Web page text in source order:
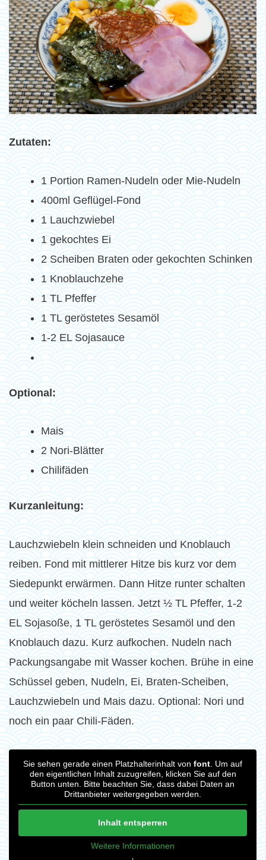
Zutaten:
1 Portion Ramen-Nudeln oder Mie-Nudeln
400ml Geflügel-Fond
1 Lauchzwiebel
1 gekochtes Ei
2 Scheiben Braten oder gekochten Schinken
1 Knoblauchzehe
1 TL Pfeffer
1 TL geröstetes Sesamöl
1-2 EL Sojasauce
Optional:
Mais
2 Nori-Blätter
Chilifäden
Kurzanleitung:
Lauchzwiebeln klein schneiden und Knoblauch
reiben. Fond mit mittlerer Hitze bis kurz vor dem
Siedepunkt erwärmen. Dann Hitze runter schalten
und weiter köcheln lassen. Jetzt ½ TL Pfeffer, 1-2
EL Sojasoße, 1 TL geröstetes Sesamöl und den
Knoblauch dazu. Kurz aufkochen. Nudeln nach
Packungsangabe mit Wasser kochen. Brühe in eine
Schüssel geben, Nudeln, Ei, Braten-Scheiben,
Lauchzwiebeln und Mais dazu. Optional: Nori und
noch ein paar Chili-Fäden.
Sie sehen gerade einen Platzhalterinhalt von font. Um auf
den eigentlichen Inhalt zuzugreifen, klicken Sie auf den
Button unten. Bitte beachten Sie, dass dabei Daten an
Drittanbieter weitergegeben werden.
Inhalt entsperren
Weitere Informationen
‚